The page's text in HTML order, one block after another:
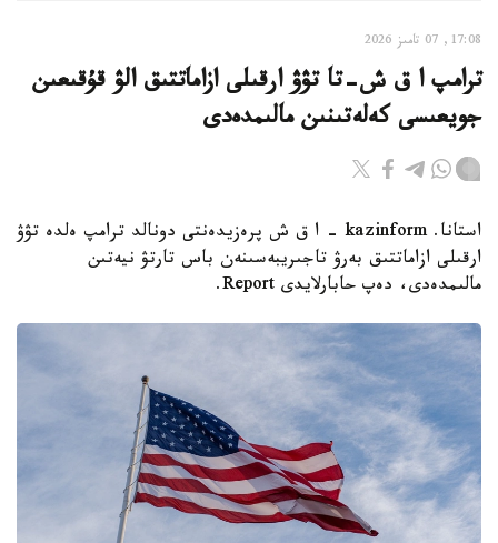
17:08, 07 تامىز 2026
ترامپ ا ق ش-تا تۋۋ ارقىلى ازاماتتىق الۋ قۇقىعىن
جويعىسى كەلەتىنىن مالىمدەدى
استانا. kazinform - ا ق ش پرەزيدەنتى دونالد ترامپ ەلدە تۋۋ
ارقىلى ازاماتتىق بەرۋ تاجىريبەسىنەن باس تارتۋ نيەتىن
مالىمدەدى، دەپ حابارلايدى Report.